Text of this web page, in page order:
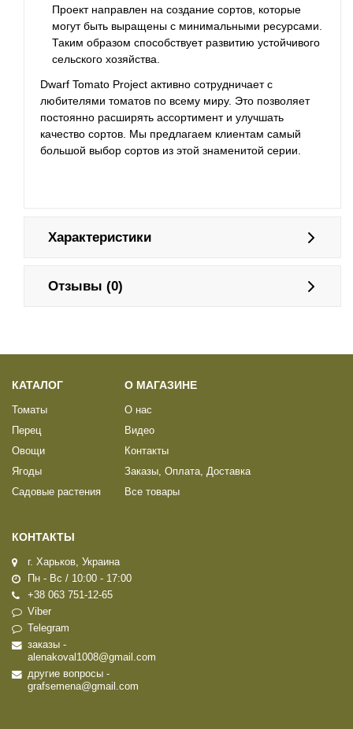
Проект направлен на создание сортов, которые
могут быть выращены с минимальными ресурсами.
Таким образом способствует развитию устойчивого
сельского хозяйства.
Dwarf Tomato Project активно сотрудничает с
любителями томатов по всему миру. Это позволяет
постоянно расширять ассортимент и улучшать
качество сортов. Мы предлагаем клиентам самый
большой выбор сортов из этой знаменитой серии.
Характеристики
Отзывы (0)
КАТАЛОГ
Томаты
Перец
Овощи
Ягоды
Садовые растения
О МАГАЗИНЕ
О нас
Видео
Контакты
Заказы, Оплата, Доставка
Все товары
КОНТАКТЫ
г. Харьков, Украина
Пн - Вс / 10:00 - 17:00
+38 063 751-12-65
Viber
Telegram
заказы -
alenakoval1008@gmail.com
другие вопросы -
grafsemena@gmail.com